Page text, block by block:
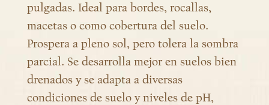
pulgadas. Ideal para bordes, rocallas,
macetas o como cobertura del suelo.
Prospera a pleno sol, pero tolera la sombra
parcial. Se desarrolla mejor en suelos bien
drenados y se adapta a diversas
condiciones de suelo y niveles de pH,